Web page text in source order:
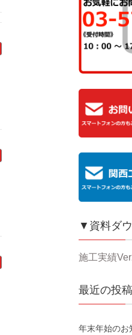
▼資料ダ
施工実績
最近の投稿
年末年始のお